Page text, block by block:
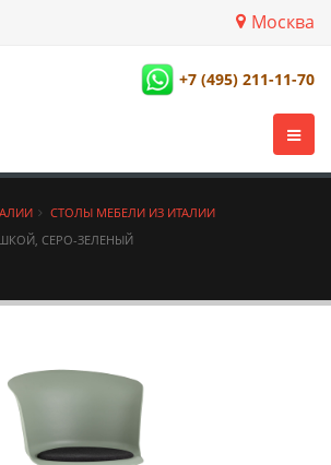
Москва
+7 (495) 211-11-70
СТОЛЫ МЕБЕЛИ ИЗ ИТАЛИИ
СЕРО-ЗЕЛЕНЫЙ